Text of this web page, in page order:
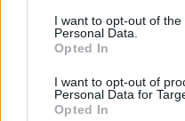
I want to opt-out of the
Personal Data.
Opted In
I want to opt-out of
Personal Data for
Opted In
stosunek bez
24.02 – pominięta
Dzień dobry mam